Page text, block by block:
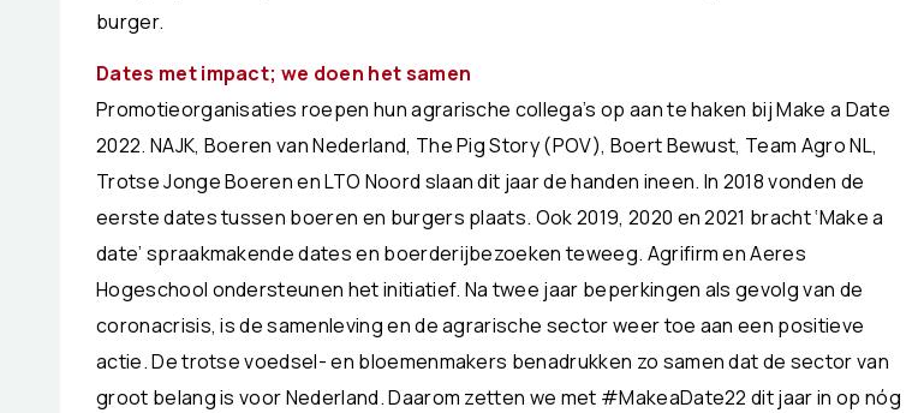
burger.
Dates met impact; we doen het samen
Promotieorganisaties roepen hun agrarische collega’s op aan te haken bij Make a Date
2022. NAJK, Boeren van Nederland, The Pig Story (POV), Boert Bewust, Team Agro NL,
Trotse Jonge Boeren en LTO Noord slaan dit jaar de handen ineen. In 2018 vonden de
eerste dates tussen boeren en burgers plaats. Ook 2019, 2020 en 2021 bracht ‘Make a
date’ spraakmakende dates en boerderijbezoeken teweeg. Agrifirm en Aeres
Hogeschool ondersteunen het initiatief. Na twee jaar beperkingen als gevolg van de
coronacrisis, is de samenleving en de agrarische sector weer toe aan een positieve
actie. De trotse voedsel- en bloemenmakers benadrukken zo samen dat de sector van
groot belang is voor Nederland. Daarom zetten we met #MakeaDate22 dit jaar in op nóg